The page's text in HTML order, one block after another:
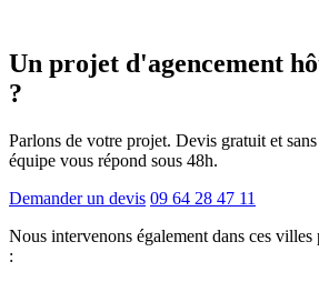
Un projet d'agencement
?
Parlons de votre projet. Devis gratuit et
équipe vous répond sous 48h.
Demander un devis 09 64 28 47 11
Nous intervenons également dans ces
: